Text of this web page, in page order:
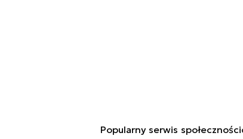
Popularny serwis